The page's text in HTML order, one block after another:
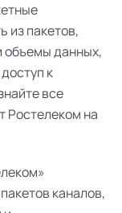
из пакетов,
объемы данных,
к
все
Ростелеком на
каналов,